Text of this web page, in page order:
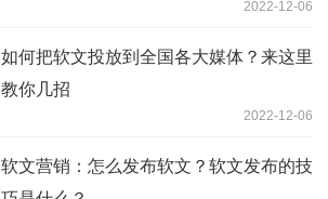
2022-12-06
如何把软文投放到全国各大媒体？来这里
教你几招
2022-12-06
软文营销：怎么发布软文？软文发布的技